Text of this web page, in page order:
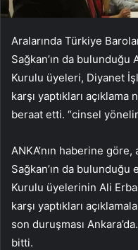
Aralarında Türkiye
Sağkan’ın da
Kurulu üyeleri, Diyanet
karşı yaptıkları
beraat etti. “cinsel
ANKA’nın haberine göre,
Sağkan’ın da
Kurulu üyelerinin Ali
karşı yaptıkları
son duruşması
bitti.